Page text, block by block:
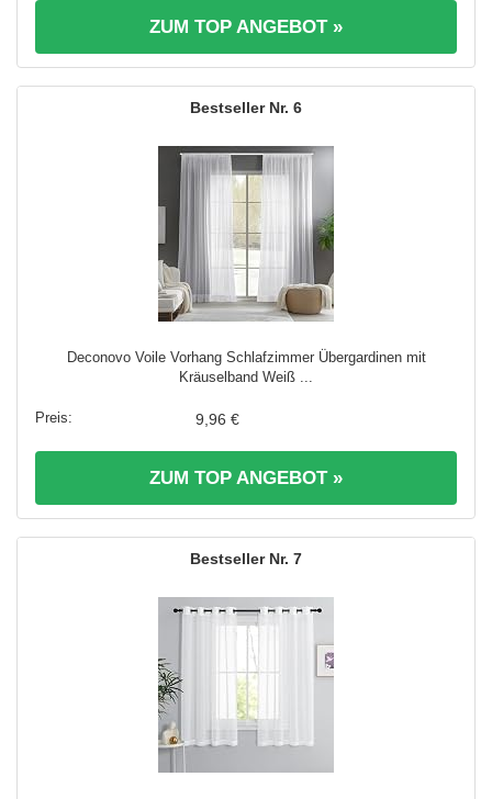
ZUM TOP ANGEBOT »
6
Deconovo Voile Vorhang Schlafzimmer Übergardinen mit
Kräuselband Weiß ...
9,96 €
ZUM TOP ANGEBOT »
7